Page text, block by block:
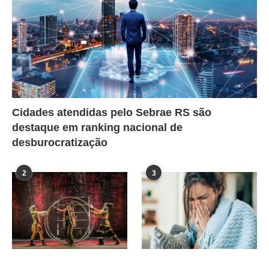
Cidades atendidas pelo Sebrae RS são
destaque em ranking nacional de
desburocratização
2 3